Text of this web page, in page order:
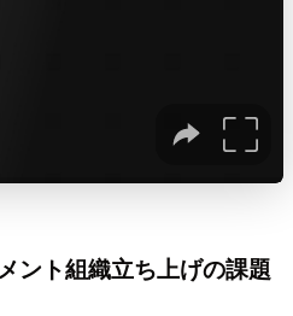
ント組織立ち上げの課題